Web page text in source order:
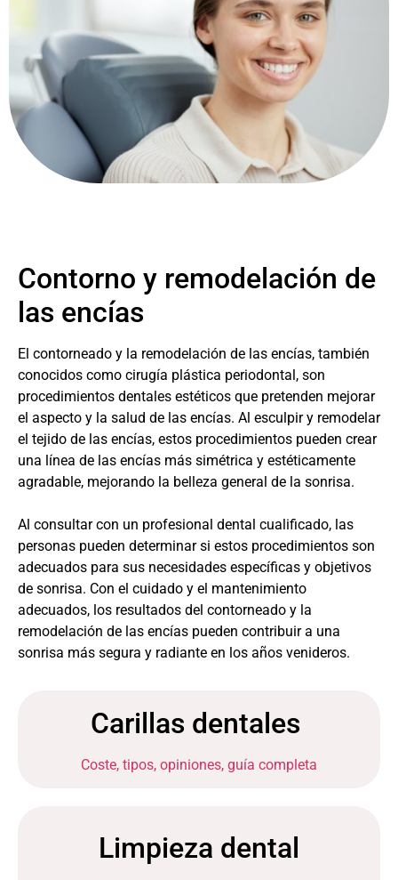
Contorno y remodelación de
las encías
El contorneado y la remodelación de las encías, también
conocidos como cirugía plástica periodontal, son
procedimientos dentales estéticos que pretenden mejorar
el aspecto y la salud de las encías. Al esculpir y remodelar
el tejido de las encías, estos procedimientos pueden crear
una línea de las encías más simétrica y estéticamente
agradable, mejorando la belleza general de la sonrisa.
Al consultar con un profesional dental cualificado, las
personas pueden determinar si estos procedimientos son
adecuados para sus necesidades específicas y objetivos
de sonrisa. Con el cuidado y el mantenimiento
adecuados, los resultados del contorneado y la
remodelación de las encías pueden contribuir a una
sonrisa más segura y radiante en los años venideros.
Carillas dentales
Coste, tipos, opiniones, guía completa
Limpieza dental